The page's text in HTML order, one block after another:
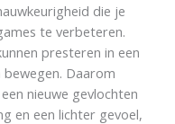
die je
te verbeteren.
presteren in een
Daarom
nieuwe gevlochten
en een lichter gevoel,